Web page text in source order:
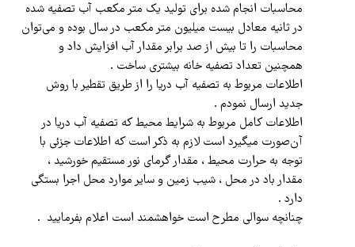
محاسبات انجام شده برای تولید یک متر مکعب آب تصفیه شده
در ثانیه معادل بیست میلیون متر مکعب در سال بوده و می‌توان
محاسبات را تا بیش از صد برابر مقدار آب افزایش داد و
همچنین تعداد تصفیه خانه بیشتری ساخت .
اطلاعات مربوط به تصفیه آب دریا را از طریق تقطیر با روش
جدید ارسال نمودم .
اطلاعات کامل مربوط به شرایط محیط که تصفیه آب دریا در
آن‌صورت میگیرد است لازم به ذکر است که اطلاعات جزئی با
توجه به حرارت‌ محیط ، مقدار گرمای نور مستقیم خورشید ،
مقدار باد در محل ، شیب زمین و سایر موارد محل اجرا بستگی
دارد .
چنانچه سوالی مطرح است خواهشمند است اعلام بفرمایید .